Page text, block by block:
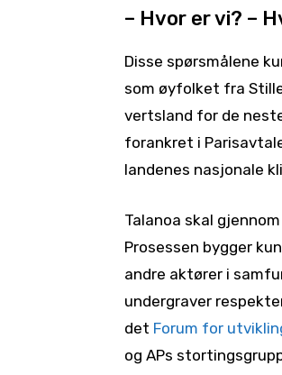
– Hvor er vi? –
Disse spørsmålene
som øyfolket fra
vertsland for de
forankret i
landenes nasjonale
Talanoa skal
Prosessen bygger
andre aktører i
undergraver
det Forum for
og APs